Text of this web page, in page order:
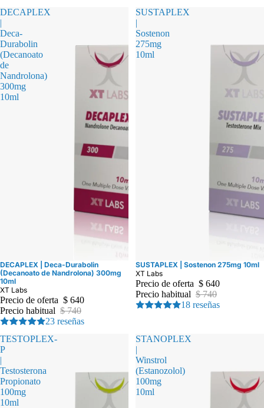
DECAPLEX
|
Deca-
Durabolin
(Decanoato
de
Nandrolona)
300mg
10ml
Oferta
DECAPLEX | Deca-Durabolin
(Decanoato de Nandrolona) 300mg
10ml
XT Labs
Precio de oferta $ 640
Precio habitual $ 740
23 reseñas
SUSTAPLEX
|
Sostenon
275mg
10ml
Oferta
SUSTAPLEX | Sostenon 275mg 10ml
XT Labs
Precio de oferta $ 640
Precio habitual $ 740
18 reseñas
TESTOPLEX-
P
|
Testosterona
Propionato
100mg
10ml
STANOPLEX
|
Winstrol
(Estanozolol)
100mg
10ml